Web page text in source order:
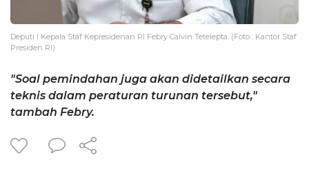
Deputi I Kepala Staf Kepresidenan RI Febry Calvin Tetelepta. (Foto : Kantor Staf
Presiden RI)
"Soal pemindahan juga akan didetailkan secara
teknis dalam peraturan turunan tersebut,"
tambah Febry.